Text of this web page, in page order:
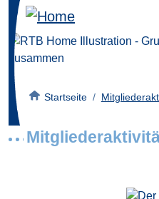
Direkt zum Inhalt
Bild
Pfadnavigation
Startseite